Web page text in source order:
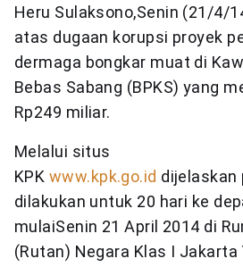
Heru Sulaksono,Senin (21/4/
atas dugaan korupsi proyek
dermaga bongkar muat di
Bebas Sabang (BPKS) yang
Rp249 miliar.
Melalui situs
KPK www.kpk.go.id dijelaskan
dilakukan untuk 20 hari ke
mulaiSenin 21 April 2014 di
(Rutan) Negara Klas I Jakarta